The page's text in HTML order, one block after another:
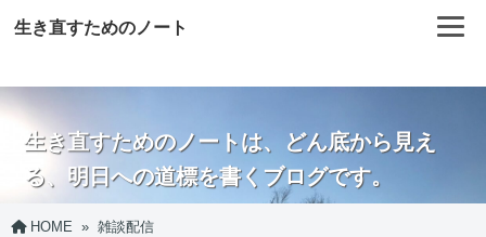
生き直すためのノート
生き直すためのノートは、どん底から見え
る、明日への道標を書くブログです。
HOME » 雑談配信